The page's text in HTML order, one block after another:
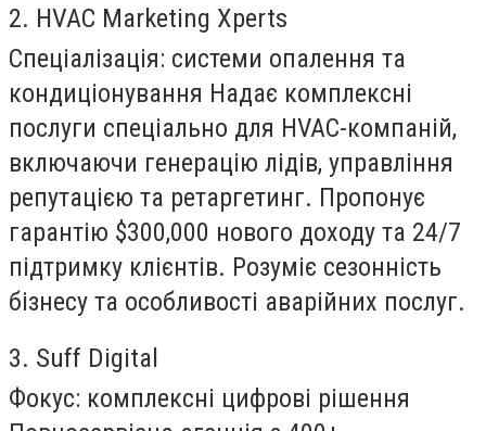
2. HVAC Marketing Xperts
Спеціалізація: системи опалення та
кондиціонування Надає комплексні
послуги спеціально для HVAC-компаній,
включаючи генерацію лідів, управління
репутацією та ретаргетинг. Пропонує
гарантію $300,000 нового доходу та 24/7
підтримку клієнтів. Розуміє сезонність
бізнесу та особливості аварійних послуг.
3. Suff Digital
Фокус: комплексні цифрові рішення